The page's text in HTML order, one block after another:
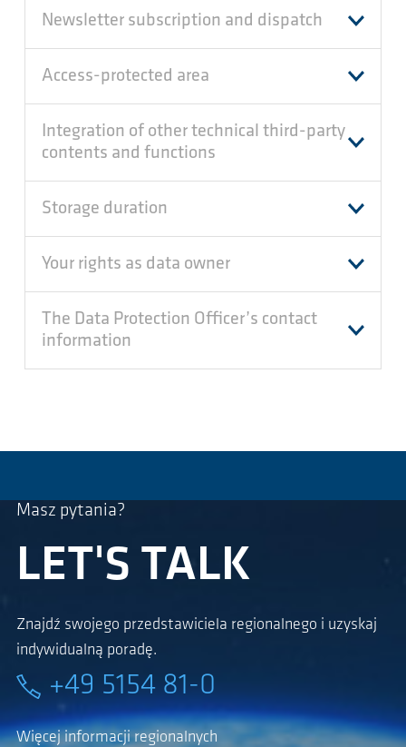
Newsletter subscription and dispatch
Access-protected area
Integration of other technical third-party
contents and functions
Storage duration
Your rights as data owner
The Data Protection Officer’s contact
information
Masz pytania?
LET'S TALK
Znajdź swojego przedstawiciela regionalnego i uzyskaj
indywidualną poradę.
+49 5154 81-0
Więcej informacji regionalnych